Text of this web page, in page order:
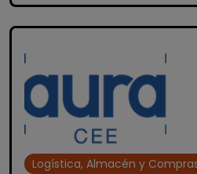
Logística, Almacén y